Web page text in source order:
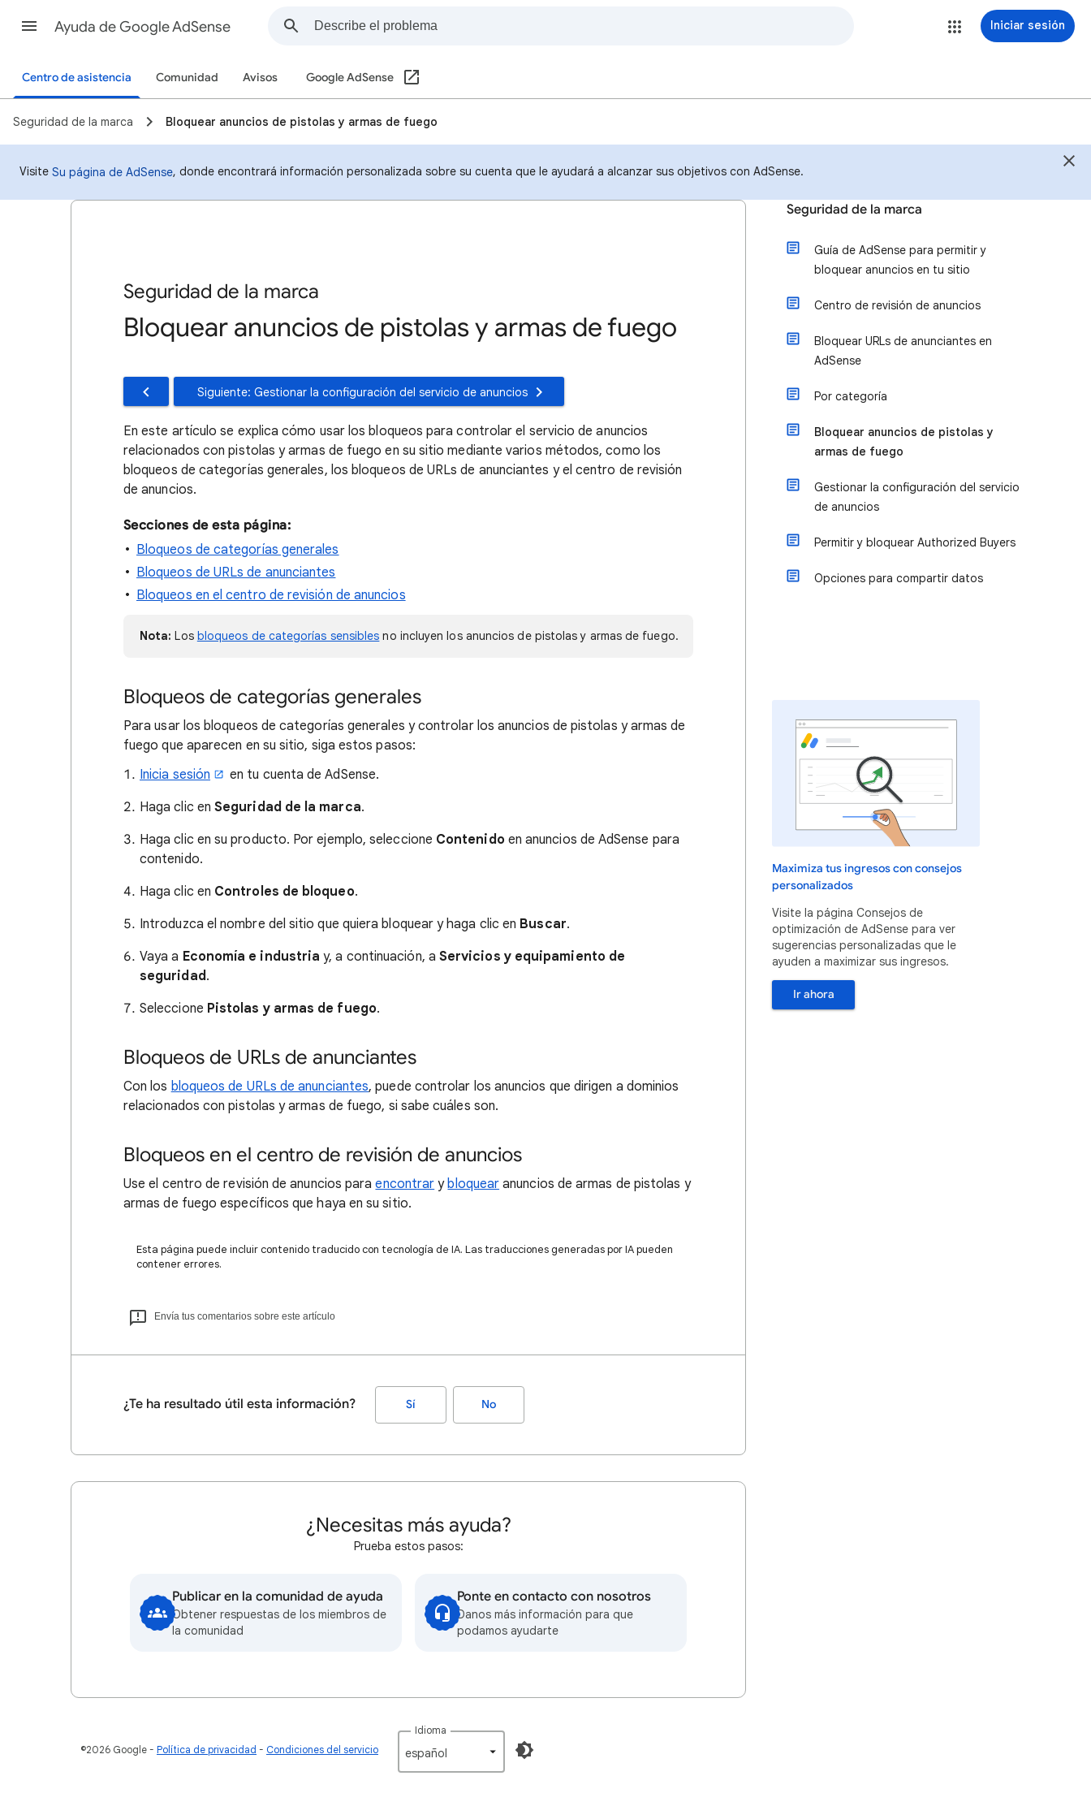
Ayuda de Google AdSense Iniciar sesión
Centro de asistencia Comunidad Avisos Google AdSense
Seguridad de la marca Bloquear anuncios de pistolas y armas de fuego
Visite Su página de AdSense, donde encontrará información personalizada sobre su cuenta que le ayudará a alcanzar sus objetivos con AdSense.
Seguridad de la marca
Bloquear anuncios de pistolas y armas de fuego
Siguiente: Gestionar la configuración del servicio de anuncios
En este artículo se explica cómo usar los bloqueos para controlar el servicio de anuncios
relacionados con pistolas y armas de fuego en su sitio mediante varios métodos, como los
bloqueos de categorías generales, los bloqueos de URLs de anunciantes y el centro de revisión
de anuncios.
Secciones de esta página:
Bloqueos de categorías generales
Bloqueos de URLs de anunciantes
Bloqueos en el centro de revisión de anuncios
Nota: Los bloqueos de categorías sensibles no incluyen los anuncios de pistolas y armas de fuego.
Bloqueos de categorías generales
Para usar los bloqueos de categorías generales y controlar los anuncios de pistolas y armas de
fuego que aparecen en su sitio, siga estos pasos:
Inicia sesión
en tu cuenta de AdSense.
Haga clic enSeguridad de la marca.
Haga clic en su producto. Por ejemplo, seleccione Contenido en anuncios de AdSense para
contenido.
Haga clic en Controles de bloqueo.
Introduzca el nombre del sitio que quiera bloquear y haga clic en Buscar.
Vaya a Economía e industria y, a continuación, a Servicios y equipamiento de
seguridad.
Seleccione Pistolas y armas de fuego.
Bloqueos de URLs de anunciantes
Con los bloqueos de URLs de anunciantes, puede controlar los anuncios que dirigen a dominios
relacionados con pistolas y armas de fuego, si sabe cuáles son.
Bloqueos en el centro de revisión de anuncios
Use el centro de revisión de anuncios paraencontrar ybloquear anuncios de armas de pistolas y
armas de fuego específicos que haya en su sitio.
Esta página puede incluir contenido traducido con tecnología de IA. Las traducciones generadas por IA pueden
contener errores.
Envía tus comentarios sobre este artículo
¿Te ha resultado útil esta información? Sí No
¿Necesitas más ayuda?
Prueba estos pasos:
Publicar en la comunidad de ayuda
Obtener respuestas de los miembros de
la comunidad
Ponte en contacto con nosotros
Danos más información para que
podamos ayudarte
Seguridad de la marca
Guía de AdSense para permitir y
bloquear anuncios en tu sitio
Centro de revisión de anuncios
Bloquear URLs de anunciantes en
AdSense
Por categoría
Bloquear anuncios de pistolas y
armas de fuego
Gestionar la configuración del servicio
de anuncios
Permitir y bloquear Authorized Buyers
Opciones para compartir datos
Maximiza tus ingresos con consejos
personalizados
Visite la página Consejos de
optimización de AdSense para ver
sugerencias personalizadas que le
ayuden a maximizar sus ingresos.
Ir ahora
©2026 Google Política de privacidad Condiciones del servicio
Idioma
español‎